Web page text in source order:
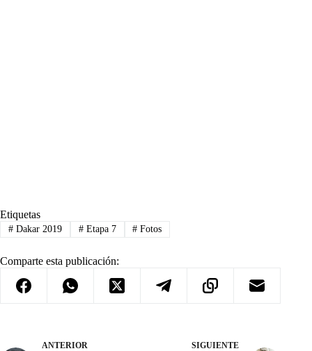
Etiquetas
#Dakar 2019 #Etapa 7 # Fotos
Comparte esta publicación:
ANTERIOR SIGUIENTE